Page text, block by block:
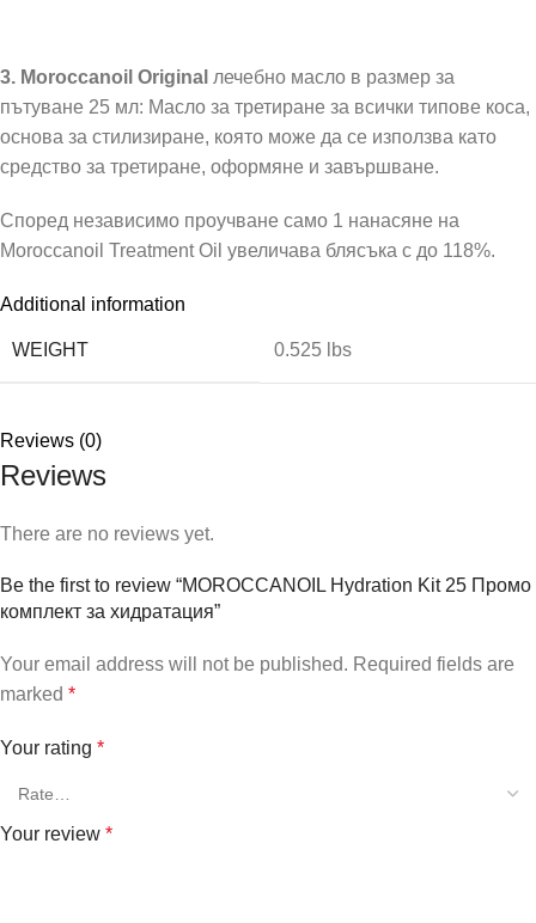
3. Moroccanoil Original лечебно масло в размер за
пътуване 25 мл: Масло за третиране за всички типове коса,
основа за стилизиране, която може да се използва като
средство за третиране, оформяне и завършване.
Според независимо проучване само 1 нанасяне на
Moroccanoil Treatment Oil увеличава блясъка с до 118%.
Additional information
WEIGHT 0.525 lbs
Reviews (0)
Reviews
There are no reviews yet.
Be the first to review “MOROCCANOIL Hydration Kit 25 Промо
комплект за хидратация”
Your email address will not be published. Required fields are
marked *
Your rating *
Your review *